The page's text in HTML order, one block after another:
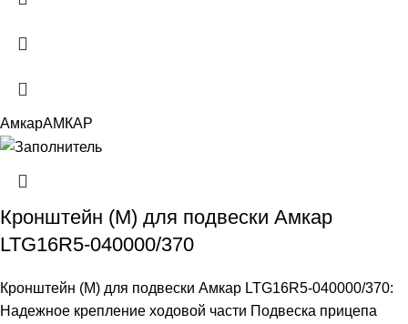
АмкарАМКАР
Кронштейн (М) для подвески Амкар
LTG16R5-040000/370
Кронштейн (М) для подвески Амкар LTG16R5-040000/370:
Надежное крепление ходовой части Подвеска прицепа